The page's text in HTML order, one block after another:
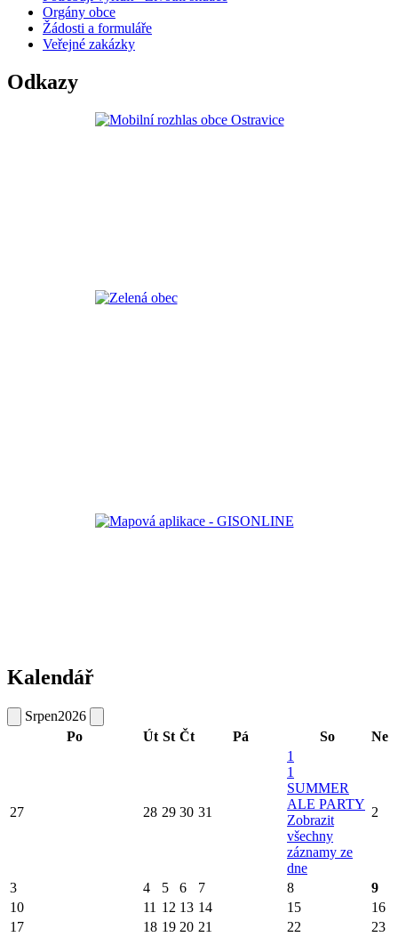
Orgány obce
Žádosti a formuláře
Veřejné zakázky
Odkazy
Kalendář
Srpen2026
Po
Út St Čt Pá So Ne
27 28 29 30 31
1
1
SUMMER
ALE PARTY
Zobrazit
všechny
záznamy ze
dne
2
3 4 5 6 7 8
9
10
11 12 13 14 15
16
17
18 19 20 21 22 23